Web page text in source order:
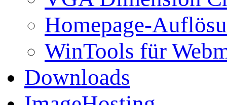
Homepage-
WinTools für
Downloads